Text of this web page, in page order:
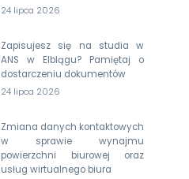
24 lipca 2026
Zapisujesz się na studia w
ANS w Elblągu? Pamiętaj o
dostarczeniu dokumentów
24 lipca 2026
Zmiana danych kontaktowych
w sprawie wynajmu
powierzchni biurowej oraz
usług wirtualnego biura